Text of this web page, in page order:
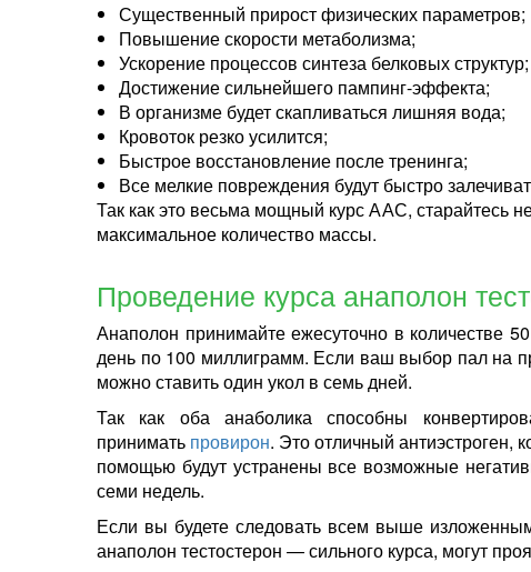
Существенный прирост физических параметров;
Повышение скорости метаболизма;
Ускорение процессов синтеза белковых структур;
Достижение сильнейшего пампинг-эффекта;
В организме будет скапливаться лишняя вода;
Кровоток резко усилится;
Быстрое восстановление после тренинга;
Все мелкие повреждения будут быстро
Так как это весьма мощный курс ААС, старайтесь
максимальное количество массы.
Проведение курса анаполон
Анаполон принимайте ежесуточно в количестве
день по 100 миллиграмм. Если ваш выбор пал на
можно ставить один укол в семь дней.
Так как оба анаболика способны
принимать провирон. Это отличный антиэстроген,
помощью будут устранены все возможные
семи недель.
Если вы будете следовать всем выше
анаполон тестостерон — сильного курса, могут